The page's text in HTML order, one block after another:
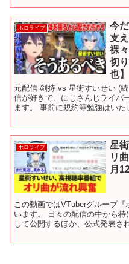
ホロライブ
今
支
裸
切
也】
元配信 剣持 vs 星街すいせい (
信が好きで、にじさんじライバ
ます。 事前に規約等勉強はいた
ホロライブ
星
リ
月
この動画ではVTuberグループ
います。 日々の配信の中から
して公開するほか、公式発表さ